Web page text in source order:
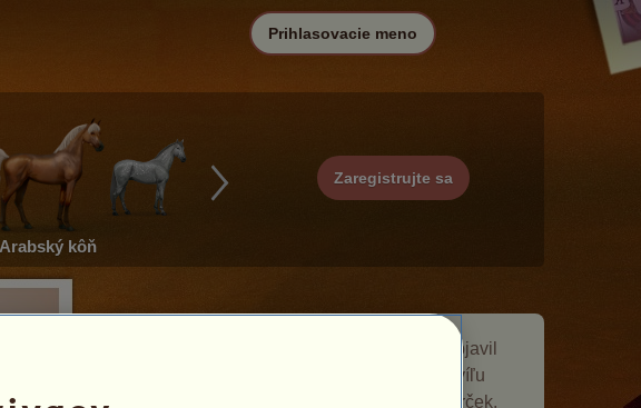
Arabský kôň
Zaregistrujte sa
Prihlasovacie meno
Nočná mora je putovný kôň, ktorý sa objavil
udalosti Putovné kone. Chvíľu
zostal vo vašom žrebčíne a dal vám darček.